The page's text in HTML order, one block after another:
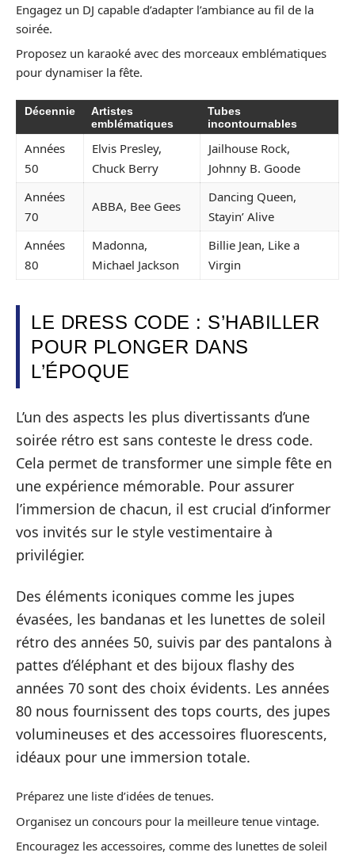
Engagez un DJ capable d’adapter l’ambiance au fil de la
soirée.
Proposez un karaoké avec des morceaux emblématiques
pour dynamiser la fête.
Décennie
Artistes
emblématiques
Tubes
incontournables
Années
50
Elvis Presley,
Chuck Berry
Jailhouse Rock,
Johnny B. Goode
Années
70
ABBA, Bee Gees
Dancing Queen,
Stayin’ Alive
Années
80
Madonna,
Michael Jackson
Billie Jean, Like a
Virgin
LE DRESS CODE : S’HABILLER
POUR PLONGER DANS
L’ÉPOQUE
L’un des aspects les plus divertissants d’une
soirée rétro est sans conteste le dress code.
Cela permet de transformer une simple fête en
une expérience mémorable. Pour assurer
l’immersion de chacun, il est crucial d’informer
vos invités sur le style vestimentaire à
privilégier.
Des éléments iconiques comme les jupes
évasées, les bandanas et les lunettes de soleil
rétro des années 50, suivis par des pantalons à
pattes d’éléphant et des bijoux flashy des
années 70 sont des choix évidents. Les années
80 nous fournissent des tops courts, des jupes
volumineuses et des accessoires fluorescents,
idéaux pour une immersion totale.
Préparez une liste d’idées de tenues.
Organisez un concours pour la meilleure tenue vintage.
Encouragez les accessoires, comme des lunettes de soleil